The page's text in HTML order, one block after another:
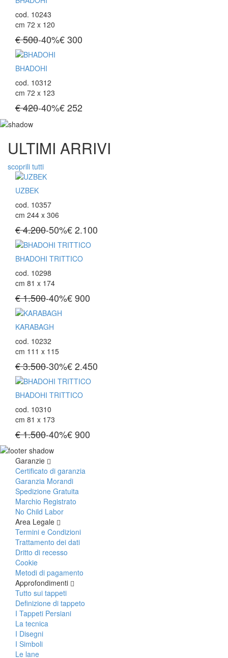
cod. 10243
cm 72 x 120
€ 500-40%€300
BHADOHI
cod. 10312
cm 72 x 123
€ 420-40%€252
ULTIMI ARRIVI
scoprili tutti
UZBEK
cod. 10357
cm 244 x 306
€ 4.200-50%€2.100
BHADOHI TRITTICO
cod. 10298
cm 81 x 174
€ 1.500-40%€900
KARABAGH
cod. 10232
cm 111 x 115
€ 3.500-30%€2.450
BHADOHI TRITTICO
cod. 10310
cm 81 x 173
€ 1.500-40%€900
Garanzie
Certificato di garanzia
Garanzia Morandi
Spedizione Gratuita
Marchio Registrato
No Child Labor
Area Legale
Termini e Condizioni
Trattamento dei dati
Dritto di recesso
Cookie
Metodi di pagamento
Approfondimenti
Tutto sui tappeti
Definizione di tappeto
I Tappeti Persiani
La tecnica
I Disegni
I Simboli
Le lane